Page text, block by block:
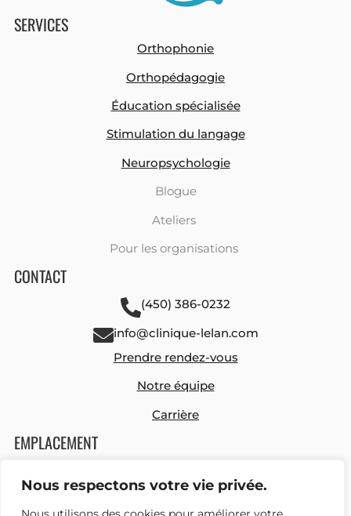
Nous respectons votre vie privée.
SERVICES
Orthophonie
Orthopédagogie
Éducation spécialisée
Stimulation du langage
Neuropsychologie
Blogue
Ateliers
Pour les organisations
CONTACT
(450) 386-0232
info@clinique-lelan.com
Prendre rendez-vous
Notre équipe
Carrière
EMPLACEMENT
Notre-Dame-des-Prairies, Québec, J6E 0M1